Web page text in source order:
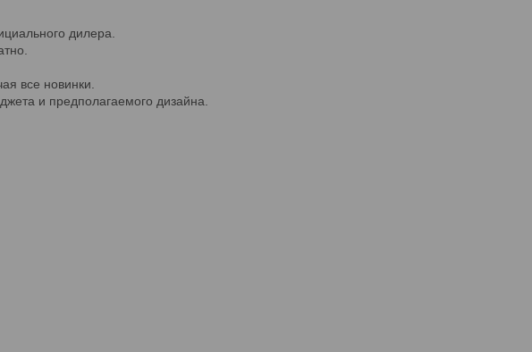
дилера.
все новинки.
и предполагаемого дизайна.